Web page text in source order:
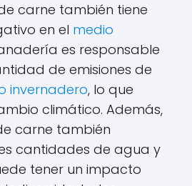
carne también tiene
en el medio
es responsable
de emisiones de
invernadero, lo que
climático. Además,
carne también
cantidades de agua y
tener un impacto